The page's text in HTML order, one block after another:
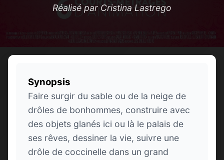
Réalisé par Cristina Lastrego
Synopsis
Faire surgir du sable ou de la neige de
drôles de bonhommes, construire avec
des objets glanés ici ou là le palais de
ses rêves, dessiner la vie, suivre une
drôle de coccinelle dans un grand